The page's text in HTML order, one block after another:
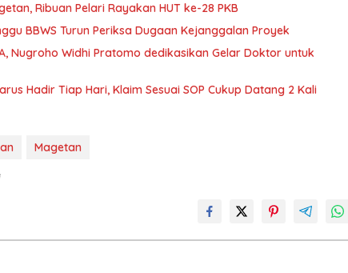
Ribuan Pelari Rayakan HUT ke-28 PKB
BBWS Turun Periksa Dugaan Kejanggalan Proyek
Nugroho Widhi Pratomo dedikasikan Gelar Doktor untuk
Hadir Tiap Hari, Klaim Sesuai SOP Cukup Datang 2 Kali
Magetan